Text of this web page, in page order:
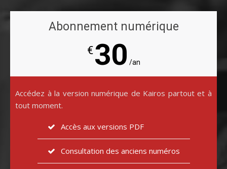
Abonnement numérique
€30 /an
Accédez à la version numérique de Kairos partout et à
tout moment.
Accès aux versions PDF
Consultation des anciens numéros